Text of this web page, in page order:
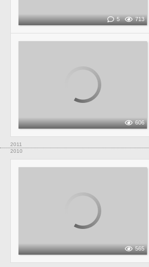
5 713
606
2011
2010
565